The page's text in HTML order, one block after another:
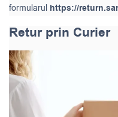
formularul https://
Retur prin Curier